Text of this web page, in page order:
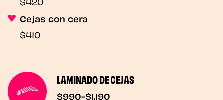
Cejas con cera
$410
LAMINADO DE CEJAS
$990-$1.190